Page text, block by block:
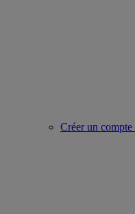
Créer un